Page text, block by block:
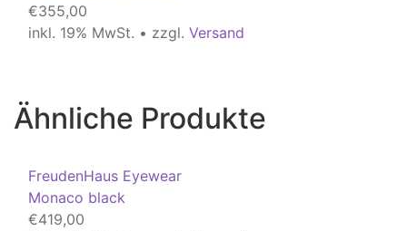
€355,00
inkl. 19% MwSt. • zzgl. Versand
Ähnliche Produkte
FreudenHaus Eyewear
Monaco black
€419,00